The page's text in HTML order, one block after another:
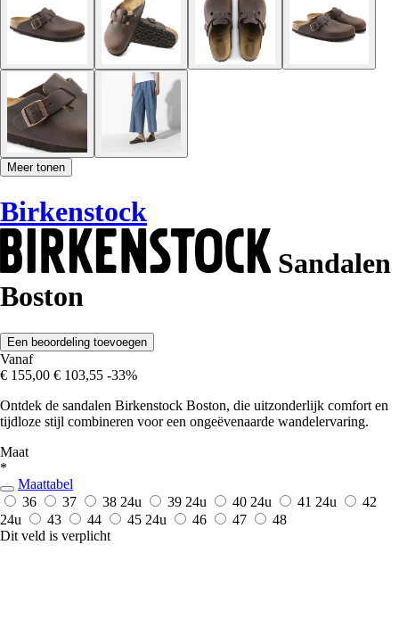
Meer tonen
Birkenstock
Sandalen
Boston
Een beoordeling toevoegen
Vanaf
€ 155,00 € 103,55 -33%
Ontdek de sandalen Birkenstock Boston, die uitzonderlijk comfort en
tijdloze stijl combineren voor een ongeëvenaarde wandelervaring.
Maat
*
Maattabel
36
37 38 24u 39 24u 40 24u 41 24u
42
24u
43 44 45 24u 46 47
48
Dit veld is verplicht